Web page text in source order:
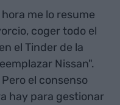
me lo resume
coger todo el
el Tinder de la
Nissan".
el consenso
hay para gestionar